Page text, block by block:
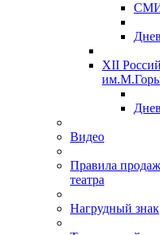
СМИ
XII
Видео
Правила
театра
Нагрудный знак